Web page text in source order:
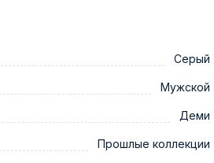
Серый
Мужской
Деми
Прошлые коллекции